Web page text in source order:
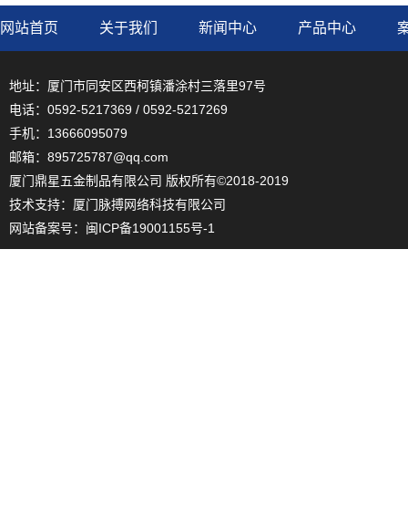
网站首页 关于我们 新闻中心 产品中心
地址：厦门市同安区西柯镇潘涂村三落里97号
电话：0592-5217369 / 0592-5217269
手机：13666095079
邮箱：895725787@qq.com
厦门鼎星五金制品有限公司 版权所有©2018-2019
技术支持： 厦门脉搏网络科技有限公司
网站备案号： 闽ICP备19001155号-1